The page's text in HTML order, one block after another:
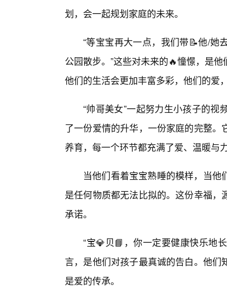
划，会一起规划家庭的未来。
“等宝宝再大一点，我们带📝他/她
公园散步。”这些对未来的🔥憧憬，是
他们的生活会更加丰富多彩，他们的爱
“帅哥美女”一起努力生小孩子的
了一份爱情的升华，一份家庭的完整
养育，每一个环节都充满了爱、温暖与
当他们看着宝宝熟睡的模样，当
是任何物质都无法比拟的。这份幸福
承诺。
“宝💎贝📘，你一定要健康快乐地
言，是他们对孩子最真诚的告白。他
是爱的传承。